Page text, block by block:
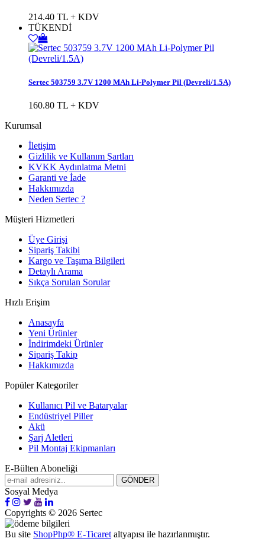
214.40 TL + KDV
TÜKENDİ
Sertec 503759 3.7V 1200 MAh Li-Polymer Pil (Devreli/1.5A)
160.80 TL + KDV
Kurumsal
İletişim
Gizlilik ve Kullanım Şartları
KVKK Aydınlatma Metni
Garanti ve İade
Hakkımızda
Neden Sertec ?
Müşteri Hizmetleri
Üye Girişi
Sipariş Takibi
Kargo ve Taşıma Bilgileri
Detaylı Arama
Sıkça Sorulan Sorular
Hızlı Erişim
Anasayfa
Yeni Ürünler
İndirimdeki Ürünler
Sipariş Takip
Hakkımızda
Popüler Kategoriler
Kullanıcı Pil ve Bataryalar
Endüstriyel Piller
Akü
Şarj Aletleri
Pil Montaj Ekipmanları
E-Bülten Aboneliği
Sosyal Medya
Copyrights © 2026 Sertec
Bu site ShopPhp® E-Ticaret altyapısı ile hazırlanmıştır.